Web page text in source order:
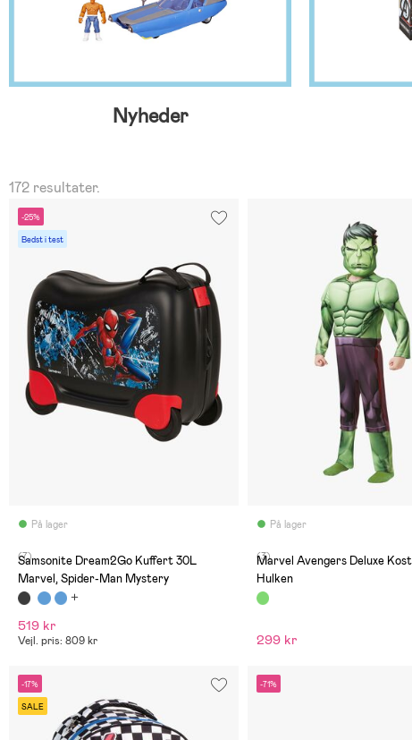
Nyheder
172 resultater.
-25%
Bedst i test
På lager
(7)
Samsonite Dream2Go Kuffert 30L
Marvel, Spider-Man Mystery
519 kr
Vejl. pris: 809 kr
På lager
(3)
Marvel Avengers Deluxe Kostume
Hulken
299 kr
-17%
SALE
-71%